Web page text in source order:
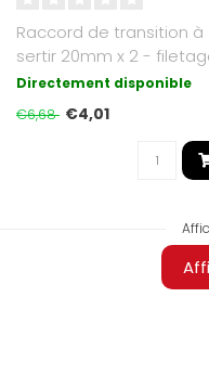
Raccord de transition à
sertir 20mm x 2 -
mâle 1/2 pouce
Directement disponible
€6,68 €4,01